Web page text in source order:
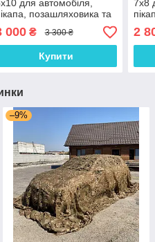
для автомобіля,
позашляховика та
Колір "Осінь №2"
000₴ 3 300 ₴
Купити
7х8
2
–9%